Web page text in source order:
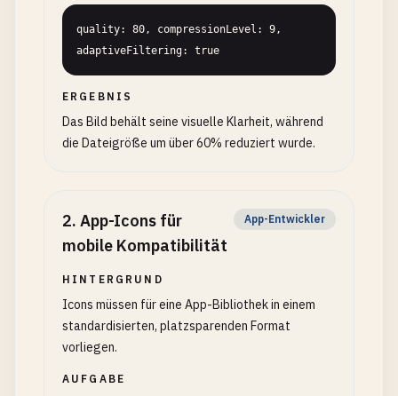
quality: 80, compressionLevel: 9,
adaptiveFiltering: true
ERGEBNIS
Das Bild behält seine visuelle Klarheit, während
die Dateigröße um über 60% reduziert wurde.
2. App-Icons für
mobile Kompatibilität
App-Entwickler
HINTERGRUND
Icons müssen für eine App-Bibliothek in einem
standardisierten, platzsparenden Format
vorliegen.
AUFGABE